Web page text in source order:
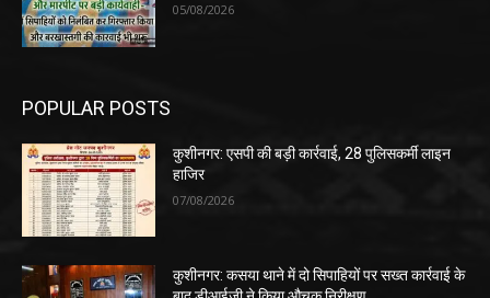
05/08/2026
POPULAR POSTS
कुशीनगर: एसपी की बड़ी कार्रवाई, 28 पुलिसकर्मी लाइन
हाजिर
07/08/2026
कुशीनगर: कसया थाने में दो सिपाहियों पर सख्त कार्रवाई के